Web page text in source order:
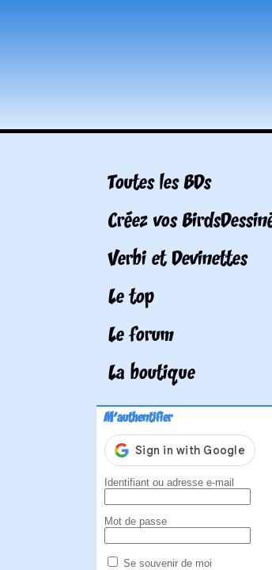
Toutes les BDs
Créez vos
Verbi et Devinettes
Le top
Le forum
La boutique
M'authentifier
Identifiant ou adresse e-mail
Mot de passe
Se souvenir de moi